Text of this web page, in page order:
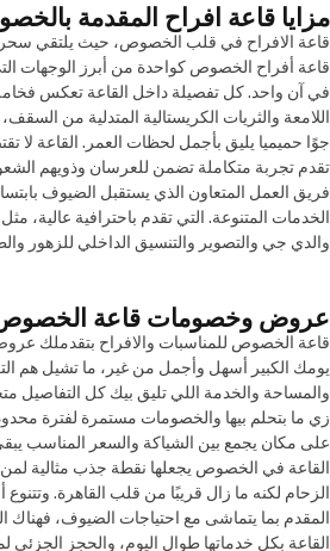
مزايا قاعة افراح المقدمة
قاعة الافراح في قلب الخصوص، حيث يلتقي سحر
قاعة أفراح الخصوص كواحدة من أبرز الوجهات
في آن واحد. كل تفصيلة داخل القاعة تعكس
اللامعة والثريات الكريستالية المتدلية من السقف،
جوًا حميميا يليق بأجمل لحظات العمر. القاعة لا
تقدم تجربة متكاملة تضمن للعرسان وذويهم
فريق العمل المتعاون الذي يستقبل الضيوف
الخدمات المتنوعة. التي تقدم باحترافية عالية،
والدي جي والتصوير والتنسيق الداخلي للزهور
عروض وخصومات قاعة الخصوص
قاعة الخصوص للمناسبات والافراح بتقدملك
يومك الكبير أسهل وأجمل من غير، ما تشيل هم
والمساحة والخدمة اللي تليق بيك كل التفاصيل
زي ما بتحلم بيها والخصومات مستمرة لفترة
على مكان يجمع بين الشياكة والسعر المناسب
القاعة في الخصوص يجعلها نقطة جذب مثالية
الزحام لكنه ما زال قريبًا من قلب القاهرة.
المقدم بما يتماشى مع احتياجات الضيوف، فهناك
القاعة بكل خدماتها طوال اليوم، والحجز